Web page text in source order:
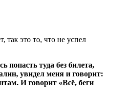
так это то, что не успел
туда без билета,
увидел меня и говорит:
И говорит «Всё, беги